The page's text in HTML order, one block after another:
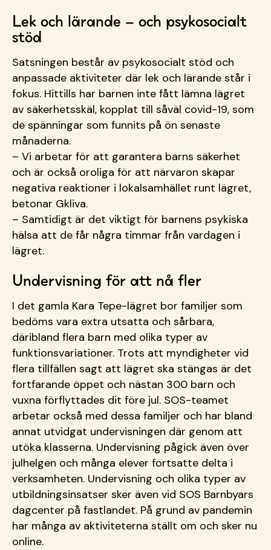
Lek och lärande – och psykosocialt
stöd
Satsningen består av psykosocialt stöd och
anpassade aktiviteter där lek och lärande står i
fokus. Hittills har barnen inte fått lämna lägret
av säkerhetsskäl, kopplat till såväl covid-19, som
de spänningar som funnits på ön senaste
månaderna.
– Vi arbetar för att garantera barns säkerhet
och är också oroliga för att närvaron skapar
negativa reaktioner i lokalsamhället runt lägret,
betonar Gkliva.
– Samtidigt är det viktigt för barnens psykiska
hälsa att de får några timmar från vardagen i
lägret.
Undervisning för att nå fler
I det gamla Kara Tepe-lägret bor familjer som
bedöms vara extra utsatta och sårbara,
däribland flera barn med olika typer av
funktionsvariationer. Trots att myndigheter vid
flera tillfällen sagt att lägret ska stängas är det
fortfarande öppet och nästan 300 barn och
vuxna förflyttades dit före jul. SOS-teamet
arbetar också med dessa familjer och har bland
annat utvidgat undervisningen där genom att
utöka klasserna. Undervisning pågick även över
julhelgen och många elever fortsatte delta i
verksamheten. Undervisning och olika typer av
utbildningsinsatser sker även vid SOS Barnbyars
dagcenter på fastlandet. På grund av pandemin
har många av aktiviteterna ställt om och sker nu
online.